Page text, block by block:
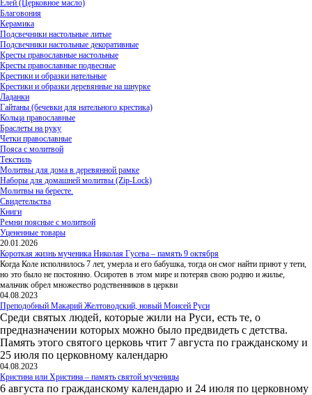
Елей (Церковное масло)
Благовония
Керамика
Подсвечники настольные литые
Подсвечники настольные декоративные
Кресты православные настольные
Кресты православные подвесные
Крестики и образки нательные
Крестики и образки деревянные на шнурке
Ладанки
Гайтаны (бечевки для нательного крестика)
Кольца православные
Браслеты на руку
Четки православные
Пояса с молитвой
Текстиль
Молитвы для дома в деревянной рамке
Наборы для домашней молитвы (Zip-Lock)
Молитвы на бересте.
Свидетельства
Книги
Ремни поясные с молитвой
Уцененные товары
20.01.2026
Короткая жизнь мученика Николая Гусева – память 9 октября
Когда Коле исполнилось 7 лет, умерла и его бабушка, тогда он смог найти приют у тети,
но это было не постоянно. Осиротев в этом мире и потеряв свою родню и жилье,
мальчик обрел множество родственников в церкви
04.08.2023
Преподобный Макарий Желтоводский, новый Моисей Руси
Среди святых людей, которые жили на Руси, есть те, о
предназначении которых можно было предвидеть с детства.
Память этого святого церковь чтит 7 августа по гражданскому и
25 июля по церковному календарю
04.08.2023
Кристина или Христина – память святой мученицы
6 августа по гражданскому календарю и 24 июля по церковному